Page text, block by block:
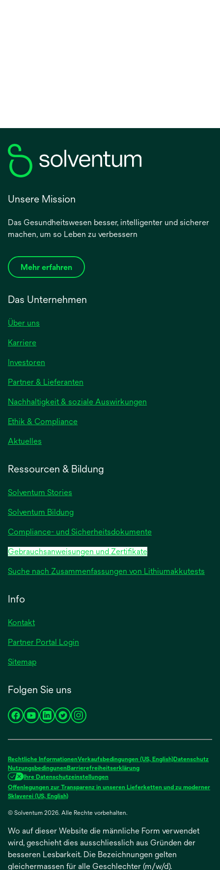
Unsere Mission
Das Gesundheitswesen besser, intelligenter und sicherer
machen, um so Leben zu verbessern
Mehr erfahren
Das Unternehmen
Über uns
Karriere
Investoren
einer
neuen
Registerkarte
geöffnet
Partner & Lieferanten
Nachhaltigkeit & soziale Auswirkungen
Ethik & Compliance
Aktuelles
Registerkarte
Ressourcen & Bildung
Solventum Stories
Solventum Bildung
Compliance- und Sicherheitsdokumente
Gebrauchsanweisungen und Zertifikate
Suche nach Zusammenfassungen von Lithiumakkutests
Info
Kontakt
Partner Portal Login
Sitemap
Folgen Sie uns
wird
neuen
Registerkarte
geöffnet
wird
neuen
Registerkarte
geöffnet
wird
neuen
Registerkarte
geöffnet
wird
neuen
Registerkarte
geöffnet
wird
neuen
Registerkarte
geöffnet
Rechtliche InformationenVerkaufsbedingungen (US, English)Datenschutz
NutzungsbedingunenBarrierefreiheitserklärung
Ihre Datenschutzeinstellungen
Offenlegungen zur Transparenz in unseren Lieferketten und zu moderner
Sklaverei (US, English)wird
einer
Registerkarte
geöffnet
© Solventum 2026. Alle Rechte vorbehalten.
Wo auf dieser Website die männliche Form verwendet
wird, geschieht dies ausschliesslich aus Gründen der
besseren Lesbarkeit. Die Bezeichnungen gelten
gleichermassen für alle Geschlechter (m/w/d).